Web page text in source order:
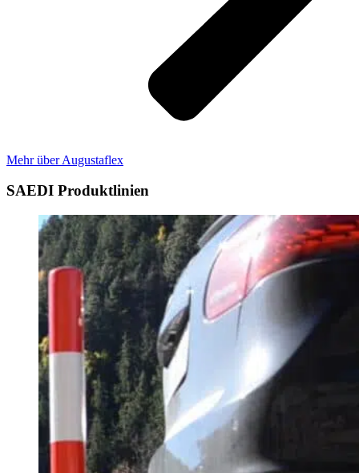
Mehr über Augustaflex
SAEDI Produktlinien